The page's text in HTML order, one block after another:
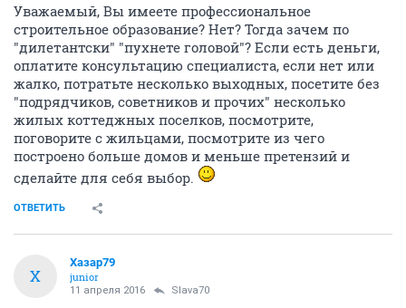
Уважаемый, Вы имеете профессиональное
строительное образование? Нет? Тогда зачем по
"дилетантски" "пухнете головой"? Если есть деньги,
оплатите консультацию специалиста, если нет или
жалко, потратьте несколько выходных, посетите без
"подрядчиков, советников и прочих" несколько
жилых коттеджных поселков, посмотрите,
поговорите с жильцами, посмотрите из чего
построено больше домов и меньше претензий и
сделайте для себя выбор.
ОТВЕТИТЬ
Х
Хазар79
junior
11 апреля 2016 Slava70